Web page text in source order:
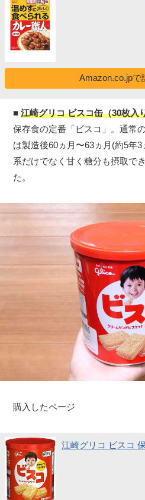
Amazon.co.jpで
■江崎グリコ ビスコ缶（30枚入
保存食の定番「ビスコ」。通常
は製造後60ヵ月〜63ヵ月(約5年
系だけでなく甘く糖分も摂取で
た。
購入したページ
江崎グリコ ビスコ